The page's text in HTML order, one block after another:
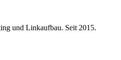
und Linkaufbau. Seit 2015.